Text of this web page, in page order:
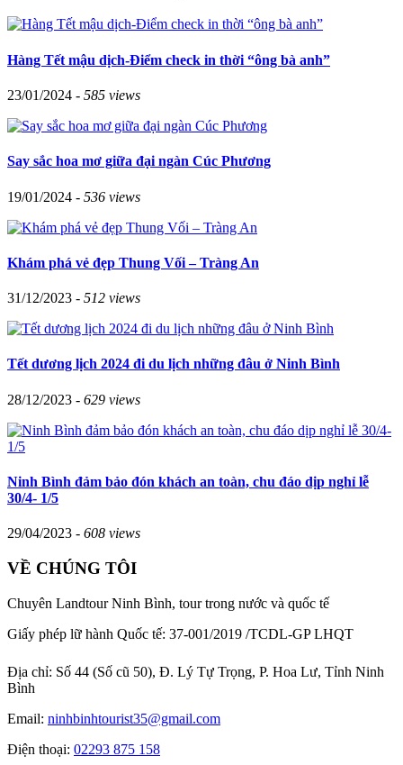
Hàng Tết mậu dịch-Điểm check in thời “ông bà anh”
23/01/2024 - 585 views
Say sắc hoa mơ giữa đại ngàn Cúc Phương
19/01/2024 - 536 views
Khám phá vẻ đẹp Thung Vối – Tràng An
31/12/2023 - 512 views
Tết dương lịch 2024 đi du lịch những đâu ở Ninh Bình
28/12/2023 - 629 views
Ninh Bình đảm bảo đón khách an toàn, chu đáo dịp nghỉ lễ
30/4- 1/5
29/04/2023 - 608 views
VỀ CHÚNG TÔI
Chuyên Landtour Ninh Bình, tour trong nước và quốc tế
Giấy phép lữ hành Quốc tế: 37-001/2019 /TCDL-GP LHQT
Địa chỉ: Số 44 (Số cũ 50), Đ. Lý Tự Trọng, P. Hoa Lư, Tỉnh Ninh
Bình
Email: ninhbinhtourist35@gmail.com
Điện thoại: 02293 875 158